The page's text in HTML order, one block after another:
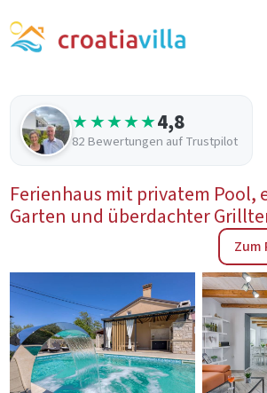
★★★★★4,8
82 Bewertungen auf Trustpilot
Ferienhaus mit privatem Pool,
Garten und überdachter
Zum